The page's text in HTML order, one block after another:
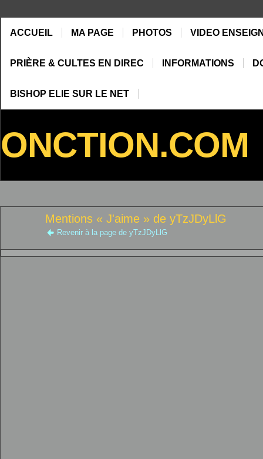
ACCUEIL MA PAGE PHOTOS VIDEO
PRIÈRE & CULTES EN DIREC INFORMATIONS
BISHOP ELIE SUR LE NET
ONCTION.COM
Mentions « J'aime » de yTzJDyLlG
Revenir à la page de yTzJDyLlG